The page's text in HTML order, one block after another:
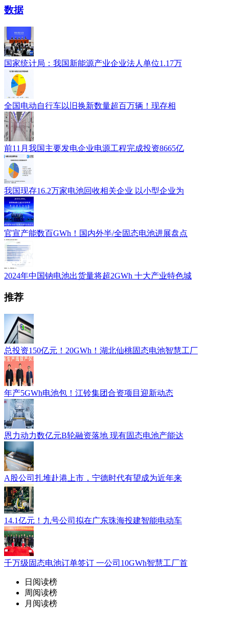
数据
国家统计局：我国新能源产业企业法人单位1.17万
全国电动自行车以旧换新数量超百万辆！现存相
前11月我国主要发电企业电源工程完成投资8665亿
我国现存16.2万家电池回收相关企业 以小型企业为
官宣产能数百GWh！国内外半/全固态电池进展盘点
2024年中国钠电池出货量将超2GWh 十大产业特色城
推荐
总投资150亿元！20GWh！湖北仙桃固态电池智慧工厂
年产5GWh电池包！江铃集团合资项目迎新动态
恩力动力数亿元B轮融资落地 现有固态电池产能达
A股公司扎堆赴港上市，宁德时代有望成为近年来
14.1亿元！九号公司拟在广东珠海投建智能电动车
千万级固态电池订单签订 一公司10GWh智慧工厂首
日阅读榜
周阅读榜
月阅读榜